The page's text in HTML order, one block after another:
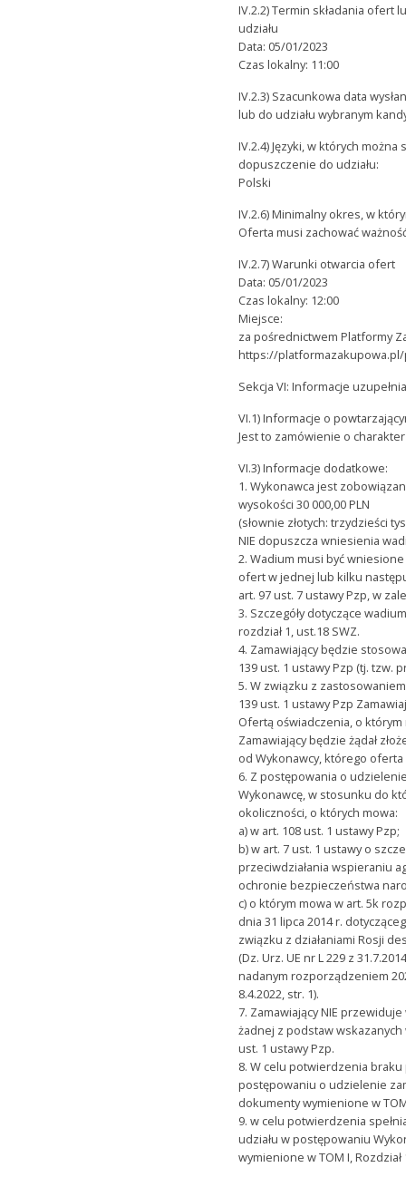
IV.2.2) Termin składania
udziału
Data: 05/01/2023
Czas lokalny: 11:00
IV.2.3) Szacunkowa data
lub do udziału wybranym
IV.2.4) Języki, w których
dopuszczenie do udziału:
Polski
IV.2.6) Minimalny okres, w
Oferta musi zachować
IV.2.7) Warunki otwarcia ofert
Data: 05/01/2023
Czas lokalny: 12:00
Miejsce:
za pośrednictwem Platformy
https://
Sekcja VI: Informacje
VI.1) Informacje o
Jest to zamówienie o
VI.3) Informacje dodatkowe:
1. Wykonawca jest
wysokości 30 000,00 PLN
(słownie złotych: trzydzieści
NIE dopuszcza wniesienia
2. Wadium musi być
ofert w jednej lub kilku
art. 97 ust. 7 ustawy Pzp, w
3. Szczegóły dotyczące
rozdział 1, ust.18 SWZ.
4. Zamawiający będzie
139 ust. 1 ustawy Pzp (tj. tzw.
5. W związku z
139 ust. 1 ustawy Pzp
Ofertą oświadczenia, o którym
Zamawiający będzie żądał
od Wykonawcy, którego
6. Z postępowania o
Wykonawcę, w stosunku do
okoliczności, o których mowa:
a) w art. 108 ust. 1 ustawy Pzp;
b) w art. 7 ust. 1 ustawy o
przeciwdziałania wspieraniu
ochronie bezpieczeństwa
c) o którym mowa w art. 5k
dnia 31 lipca 2014 r.
związku z działaniami Rosji
(Dz. Urz. UE nr L 229 z
nadanym rozporządzeniem
8.4.2022, str. 1).
7. Zamawiający NIE
żadnej z podstaw wskazanych
ust. 1 ustawy Pzp.
8. W celu potwierdzenia
postępowaniu o udzielenie
dokumenty wymienione w
9. w celu potwierdzenia
udziału w postępowaniu
wymienione w TOM I, Rozdział